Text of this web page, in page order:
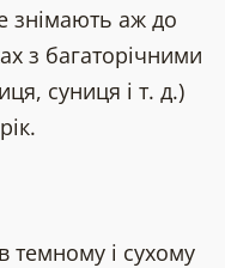
знімають аж до
з багаторічними
суниця і т. д.)
темному і сухому